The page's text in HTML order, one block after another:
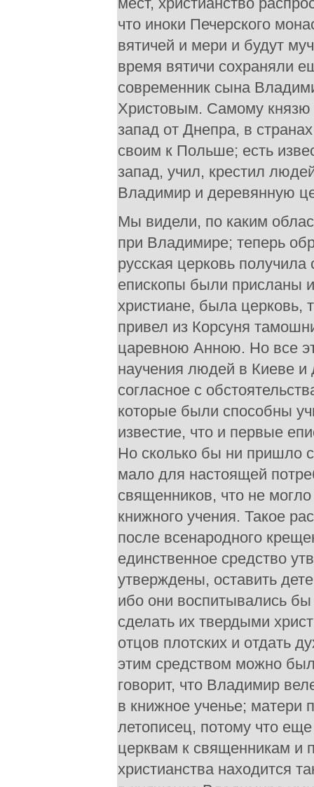
что иноки Печерского
вятичей и мери и будут
время вятичи сохраняли
современник сына
Христовым. Самому князю
запад от Днепра, в
своим к Польше; есть
запад, учил, крестил
Владимир и деревянную
Мы видели, по каким
при Владимире; теперь
русская церковь
епископы были присланы
христиане, была церковь,
привел из Корсуня
царевною Анною. Но все
научения людей в Киеве и
согласное с
которые были способны
известие, что и первые
Но сколько бы ни пришло
мало для настоящей
священников, что не
книжного учения. Такое
после всенародного
единственное средство
утверждены, оставить
ибо они воспитывались
сделать их твердыми
отцов плотских и отдать
этим средством можно
говорит, что Владимир
в книжное ученье; матери
летописец, потому что
церквам к священникам и
христианства находится